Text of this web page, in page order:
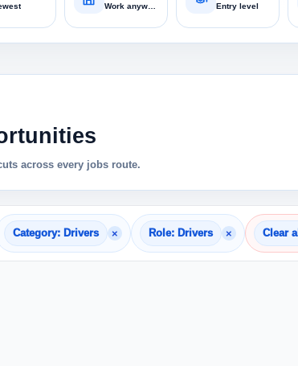
Work anywhere Entry level
across every jobs route.
Category: Drivers × Role: Drivers × Clear all